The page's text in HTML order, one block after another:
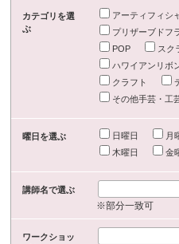
カテゴリを選
ぶ
アーティフィシ
プリザーブドフ
POP
スク
ハワイアンリボ
クラフト
その他手芸・工
曜日を選ぶ 日曜日 月
木曜日
金
講師名で選ぶ
※部分一致可
ワークショッ